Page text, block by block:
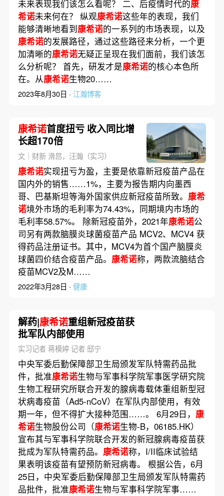
未来表现我们该怎么看呢？ 二、后疫情时代的康
希诺未来何在？ 纵观康希诺这些年的表现，我们
能够清晰地看到康希诺的一系列的市场表现，以及
康希诺的发展路径，通过这些路径来分析，一个更
加清晰的康希诺无疑正呈现在我们面前，我们该怎
么分析呢？ 首先，研发才是康希诺的核心本色所
在。从康希诺生物20……
2023年8月30日 · 江瀚博客
康希诺首度扭亏 收入同比增
长超170倍
文｜财新 滑昂，汪瀚（实习）
康希诺实现扭亏为盈，主要是依靠新冠疫苗产品在
国内外的销售……1%，主要为报告期内向墨西
哥、巴基斯坦等海外国家供应新冠疫苗所致。 康希
诺境外市场的毛利率为74.43%，同期境内市场的
毛利率58.57%。 除新冠疫苗外，2021年康希诺公
司另有两款脑膜炎球菌疫苗产品 MCV2、MCV4 获
得药品注册证书。其中，MCV4为首个国产脑膜炎
球菌四价结合疫苗产品。 康希诺称，两款流脑结合
疫苗MCV2及M……
2022年3月28日 · 健康
解药|康希诺重组新冠疫苗获
批军队内部使用
实习记者 蒋模婷 记者 邸宁
中央军委后勤保障部卫生局颁发军队特需药品批
件，批准康希诺生物与军事科学院军事医学研究院
生物工程研究所联合开发的腺病毒载体重组新型冠
状病毒疫苗（Ad5-nCoV）在军队内部使用，有效
期一年，但不得扩大接种范围……。 6月29日， 康
希诺生物股份公司（康希诺生物-B，06185.HK）
宣布其与军事科学院联合开发的新冠腺病毒疫苗获
批成为军队特需药品。 康希诺称，I/II临床试验结
果表明该疫苗有望预防新冠病毒。 根据公告，6月
25日，中央军委后勤保障部卫生局颁发军队特需药
品批件，批准康希诺生物与军事科学院军事……